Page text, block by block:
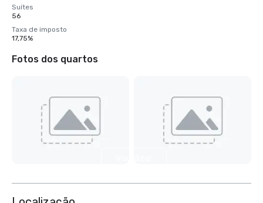
Suítes
56
Taxa de imposto
17,75%
Fotos dos quartos